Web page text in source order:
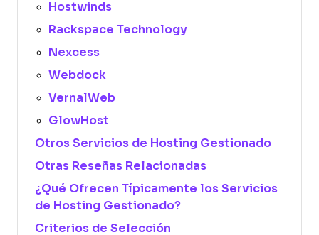
Hostwinds
Rackspace Technology
Nexcess
Webdock
VernalWeb
GlowHost
Otros Servicios de Hosting Gestionado
Otras Reseñas Relacionadas
¿Qué Ofrecen Típicamente los Servicios
de Hosting Gestionado?
Criterios de Selección